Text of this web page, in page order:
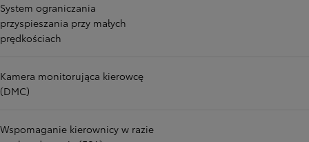
System ograniczania
przyspieszania przy małych
prędkościach
Kamera monitorująca kierowcę
(DMC)
Wspomaganie kierownicy w razie